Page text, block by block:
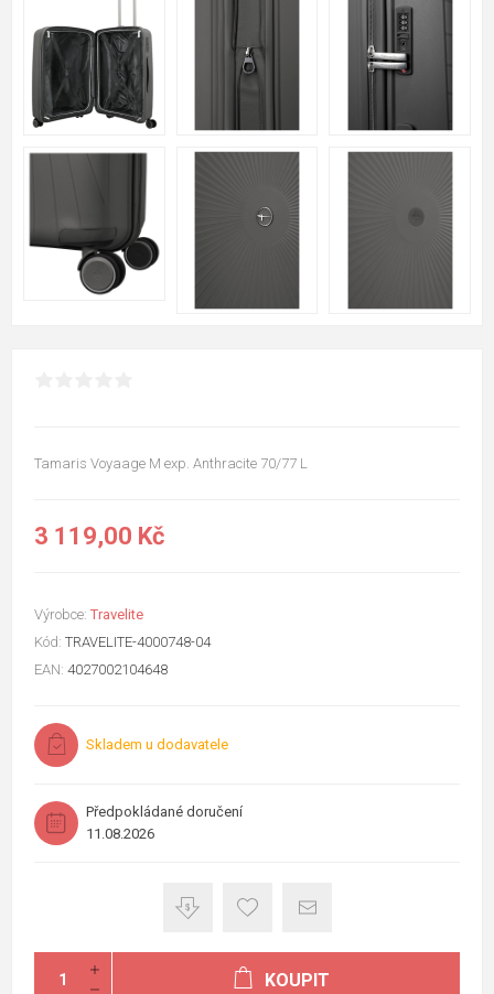
Tamaris Voyaage M exp. Anthracite 70/77 L
3 119,00 Kč
Výrobce: Travelite
Kód: TRAVELITE-4000748-04
EAN: 4027002104648
Skladem u dodavatele
Předpokládané doručení
11.08.2026
KOUPIT